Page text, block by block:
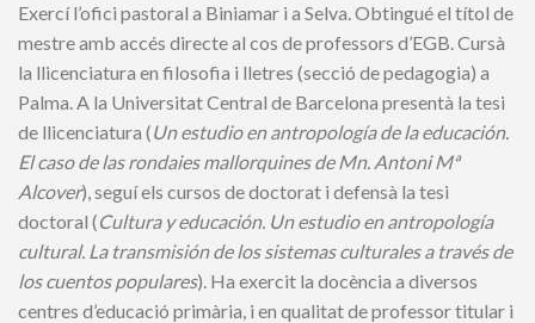
Exercí l’ofici pastoral a Biniamar i a Selva. Obtingué el títol de
mestre amb accés directe al cos de professors d’EGB. Cursà
la llicenciatura en filosofia i lletres (secció de pedagogia) a
Palma. A la Universitat Central de Barcelona presentà la tesi
de llicenciatura (Un estudio en antropología de la educación.
El caso de las rondaies mallorquines de Mn. Antoni Mª
Alcover), seguí els cursos de doctorat i defensà la tesi
doctoral (Cultura y educación. Un estudio en antropología
cultural. La transmisión de los sistemas culturales a través de
los cuentos populares). Ha exercit la docència a di­ver­sos
centres d’educació primària, i en qualitat de professor titular i